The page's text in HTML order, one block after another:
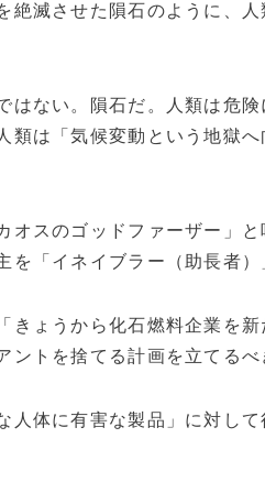
絶滅させた隕石のように、
はない。隕石だ。人類は危
類は「気候変動という地獄
スのゴッドファーザー」
「イネイブラー（助長者）
きょうから化石燃料企業を
トを捨てる計画を立てるべ
体に有害な製品」に対し